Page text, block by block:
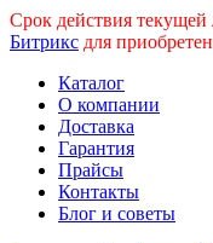
Срок действия текущей
Битрикс для
Каталог
О компании
Доставка
Гарантия
Прайсы
Контакты
Блог и советы